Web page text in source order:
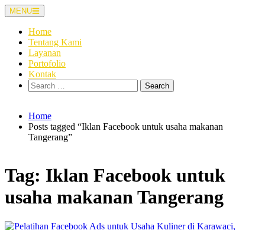
Skip
to
content
MENU
Home
Tentang Kami
Layanan
Portofolio
Kontak
Search
for:
Home
Posts tagged “Iklan Facebook untuk usaha makanan
Tangerang”
Tag: Iklan Facebook untuk
usaha makanan Tangerang